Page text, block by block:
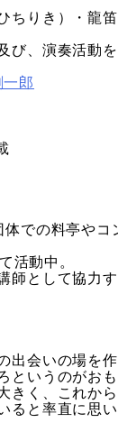
りき）・龍笛
、演奏活動を
郎
での料亭や
活動中。
師として協力
会いの場を
いうのがお
きく、これか
ると率直に思い